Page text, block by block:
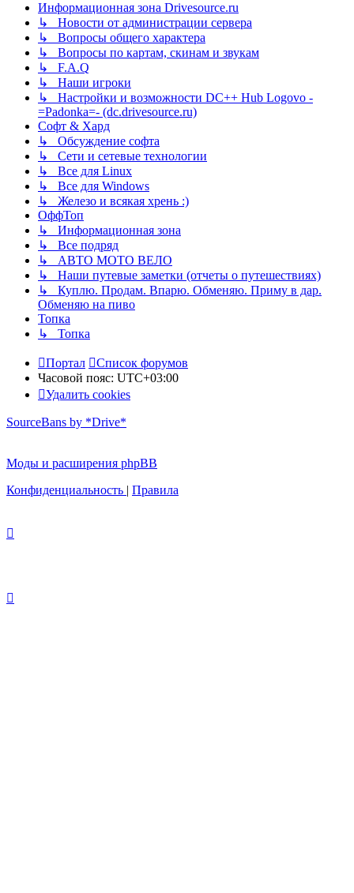
Информационная зона Drivesource.ru
↳ Новости от администрации сервера
↳ Вопросы общего характера
↳ Вопросы по картам, скинам и звукам
↳ F.A.Q
↳ Наши игроки
↳ Настройки и возможности DC++ Hub Logovo -
=Padonka=- (dc.drivesource.ru)
Софт & Хард
↳ Обсуждение софта
↳ Сети и сетевые технологии
↳ Все для Linux
↳ Все для Windows
↳ Железо и всякая хрень :)
ОффТоп
↳ Информационная зона
↳ Все подряд
↳ АВТО МОТО ВЕЛО
↳ Наши путевые заметки (отчеты о путешествиях)
↳ Куплю. Продам. Впарю. Обменяю. Приму в дар.
Обменяю на пиво
Топка
↳ Топка
Портал
Список форумов
Часовой пояс: UTC+03:00
Удалить cookies
SourceBans by *Drive*
Моды и расширения phpBB
Конфиденциальность | Правила